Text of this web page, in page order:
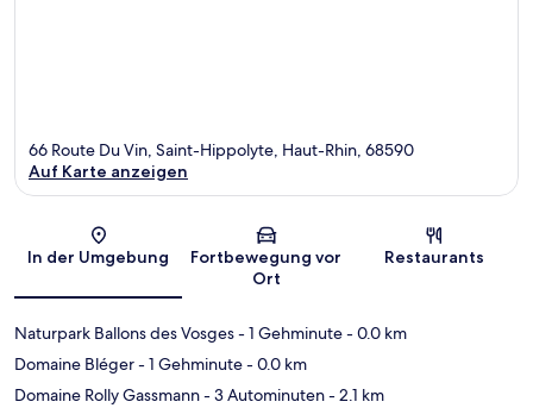
Karte
66 Route Du Vin, Saint-Hippolyte, Haut-Rhin, 68590
Auf Karte anzeigen
In der Umgebung
Fortbewegung vor
Ort
Restaurants
Naturpark Ballons des Vosges- 1 Gehminute- 0.0 km
Domaine Bléger- 1 Gehminute- 0.0 km
Domaine Rolly Gassmann- 3 Autominuten- 2.1 km